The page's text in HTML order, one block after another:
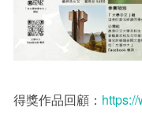
得獎作品回顧：